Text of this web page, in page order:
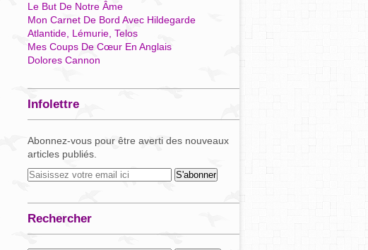
Le But De Notre Âme
Mon Carnet De Bord Avec Hildegarde
Atlantide, Lémurie, Telos
Mes Coups De Cœur En Anglais
Dolores Cannon
Infolettre
Abonnez-vous pour être averti des nouveaux
articles publiés.
Rechercher